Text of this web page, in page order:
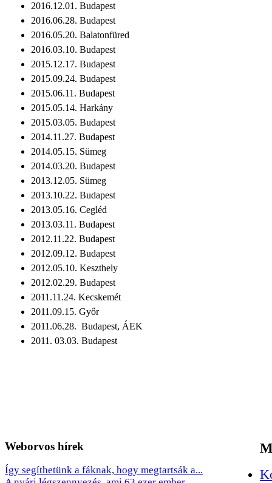
2016.12.01. Budapest
2016.06.28. Budapest
2016.05.20. Balatonfüred
2016.03.10. Budapest
2015.12.17. Budapest
2015.09.24. Budapest
2015.06.11. Budapest
2015.05.14. Harkány
2015.03.05. Budapest
2014.11.27. Budapest
2014.05.15. Sümeg
2014.03.20. Budapest
2013.12.05. Sümeg
2013.10.22. Budapest
2013.05.16. Cegléd
2013.03.11. Budapest
2012.11.22. Budapest
2012.09.12. Budapest
2012.05.10. Keszthely
2012.02.29. Budapest
2011.11.24. Kecskemét
2011.09.15. Győr
2011.06.28. Budapest, ÁEK
2011. 03.03. Budapest
Weborvos hírek
Így segíthetünk a fáknak, hogy megtartsák a...